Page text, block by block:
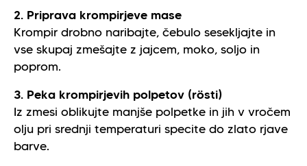
2. Priprava krompirjeve mase
Krompir drobno naribajte, čebulo sesekljajte in
vse skupaj zmešajte z jajcem, moko, soljo in
poprom.
3. Peka krompirjevih polpetov (rösti)
Iz zmesi oblikujte manjše polpetke in jih v vročem
olju pri srednji temperaturi specite do zlato rjave
barve.